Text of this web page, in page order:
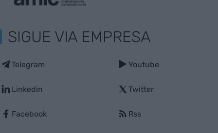
SIGUE VIA EMPRESA
Telegram
Linkedin
Facebook
Youtube
Twitter
Rss